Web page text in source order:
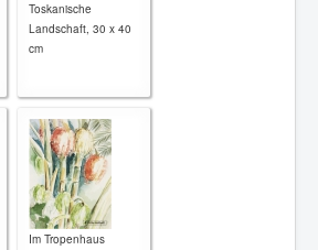
Toskanische
Landschaft, 30 x 40
cm
Im Tropenhaus